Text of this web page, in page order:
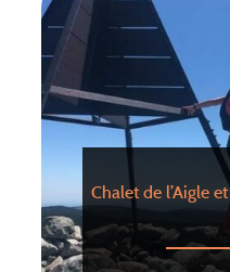
Chalet de l’Aigle